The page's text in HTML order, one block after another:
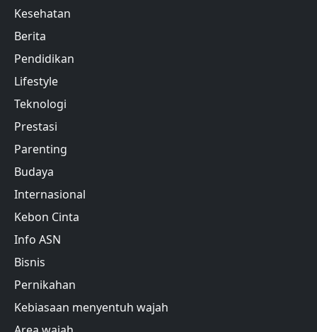
Kesehatan
Berita
Pendidikan
Lifestyle
Teknologi
Prestasi
Parenting
Budaya
Internasional
Kebon Cinta
Info ASN
Bisnis
Pernikahan
Kebiasaan menyentuh wajah